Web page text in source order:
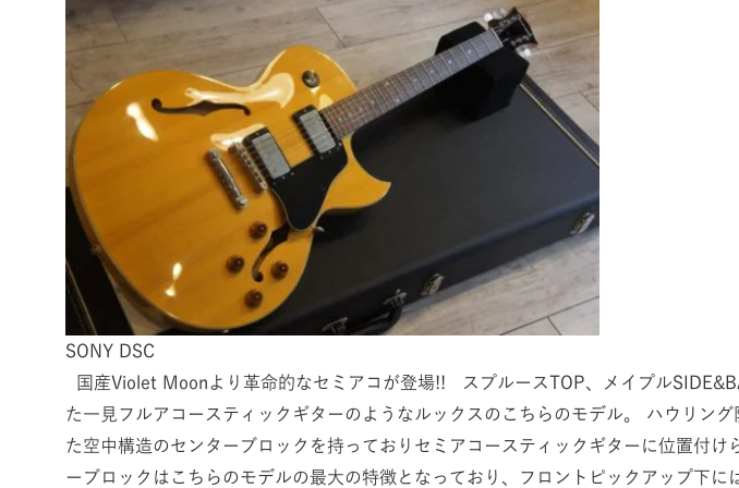
SONY DSC
国産Violet Moonより革命的なセミアコが登場!! スプルースTOP、メイプル
た一見フルアコースティックギターのようなルックスのこちらのモデル。 ハウリン
た空中構造のセンターブロックを持っておりセミアコースティックギターに位置付け
ーブロックはこちらのモデルの最大の特徴となっており、フロントピックアップ下に